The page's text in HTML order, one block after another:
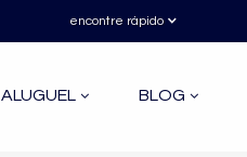
encontre rápido
ALUGUEL BLOG